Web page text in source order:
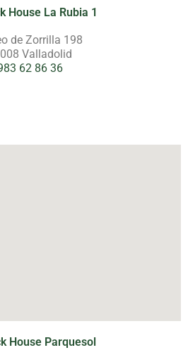
House La Rubia 1
de Zorrilla 198
Valladolid
62 86 36
House Parquesol